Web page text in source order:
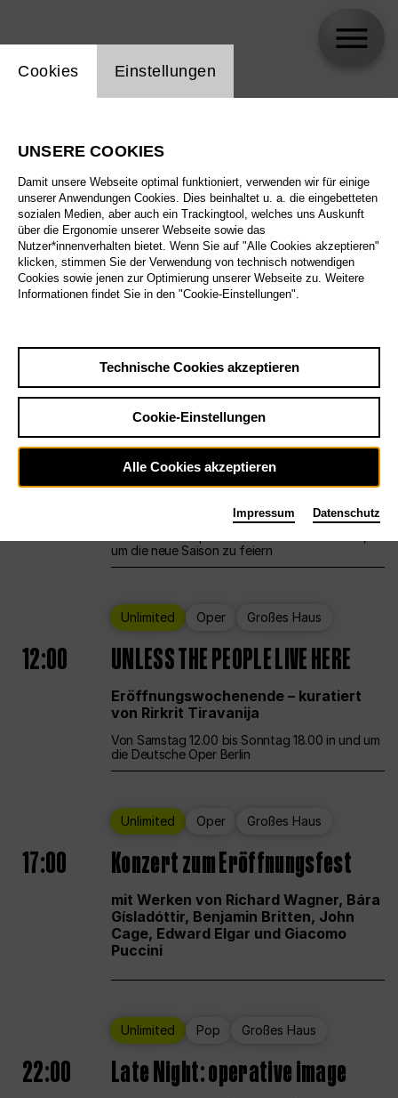
Alle Sparten
Alle Spielstätten
Alle Merkmale
Sa29.8.
Großes Haus
12:00 Eröffnungswochenende
um die neue Saison zu feiern
Unlimited Oper Großes Haus
12:00 UNLESS THE PEOPLE LIVE HERE
Eröffnungswochenende – kuratiert
von Rirkrit Tiravanija
Von Samstag 12.00 bis Sonntag 18.00 in und um
die Deutsche Oper Berlin
Unlimited Oper Großes Haus
17:00 Konzert zum Eröffnungsfest
mit Werken von Richard Wagner, Bára
Gísladóttir, Benjamin Britten, John
Cage, Edward Elgar und Giacomo
Puccini
Unlimited Pop Großes Haus
22:00 Late Night: operative image
Einstellung Website Cookie
Cookies Einstellungen
UNSERE COOKIES
Damit unsere Webseite optimal funktioniert, verwenden wir für einige
unserer Anwendungen Cookies. Dies beinhaltet u. a. die eingebetteten
sozialen Medien, aber auch ein Trackingtool, welches uns Auskunft
über die Ergonomie unserer Webseite sowie das
Nutzer*innenverhalten bietet. Wenn Sie auf "Alle Cookies akzeptieren"
klicken, stimmen Sie der Verwendung von technisch notwendigen
Cookies sowie jenen zur Optimierung unserer Webseite zu. Weitere
Informationen findet Sie in den "Cookie-Einstellungen".
Technische Cookies akzeptieren
Cookie-Einstellungen
Alle Cookies akzeptieren
Impressum Datenschutz